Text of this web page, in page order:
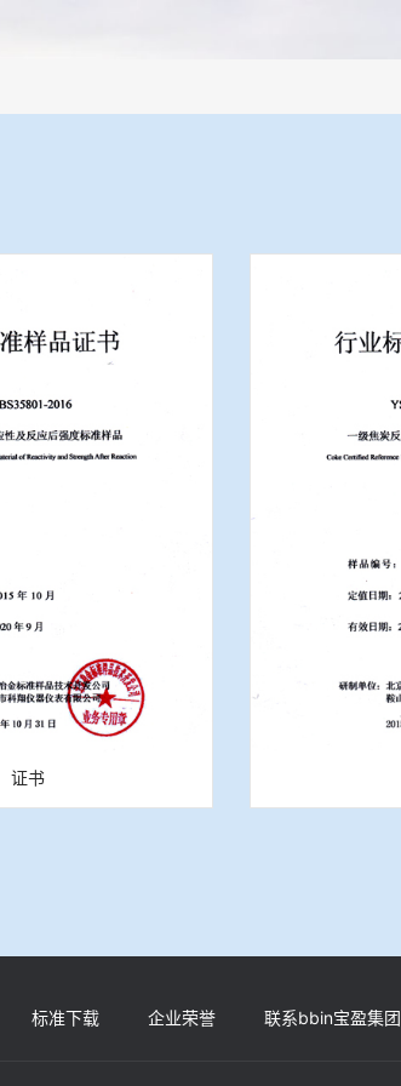
证书
标准下载 企业荣誉 联系bbin宝盈集团